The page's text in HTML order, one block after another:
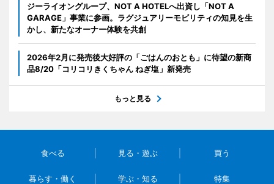
ジーライオングループ、NOT A HOTELへ出資し「NOT A
GARAGE」事業に参画。ラグジュアリーモビリティの知見を生
かし、新たなオーナー体験を共創
2026年2月に発売後大好評の「ごはんのおとも」に待望の新商
品8/20「コリコリきくちゃん ねぎ塩」新発売
もっと見る
食べる 見る・遊ぶ 買う
暮らす・働く 学ぶ・知る 特集